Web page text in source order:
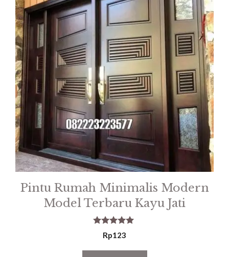
Pintu Rumah Minimalis Modern
Model Terbaru Kayu Jati
5.00
out of 5
Rp123